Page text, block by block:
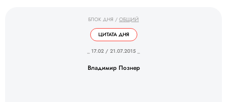
БЛОК ДНЯ / ОБЩИЙ
ЦИТАТА ДНЯ
_ 17.02 / 21.07.2015 _
Владимир Познер